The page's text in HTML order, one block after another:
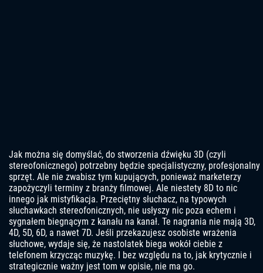
Jak można się domyślać, do stworzenia dźwięku 3D (czyli
stereofonicznego) potrzebny będzie specjalistyczny, profesjonalny
sprzęt. Ale nie zwabisz tym kupujących, ponieważ marketerzy
zapożyczyli terminy z branży filmowej. Ale niestety 8D to nic
innego jak mistyfikacja. Przeciętny słuchacz, na typowych
słuchawkach stereofonicznych, nie usłyszy nic poza echem i
sygnałem biegnącym z kanału na kanał. Te nagrania nie mają 3D,
4D, 5D, 6D, a nawet 7D. Jeśli przekazujesz osobiste wrażenia
słuchowe, wydaje się, że nastolatek biega wokół ciebie z
telefonem krzycząc muzykę. I bez względu na to, jak krytycznie i
strategicznie ważny jest tom w opisie, nie ma go.